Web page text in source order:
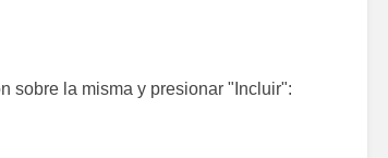
sobre la misma y presionar "Incluir":